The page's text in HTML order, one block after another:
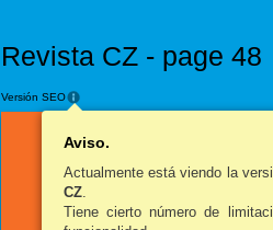
Revista CZ - page 48
Versión SEO
Aviso.
Actualmente está viendo la
CZ.
Tiene cierto número de